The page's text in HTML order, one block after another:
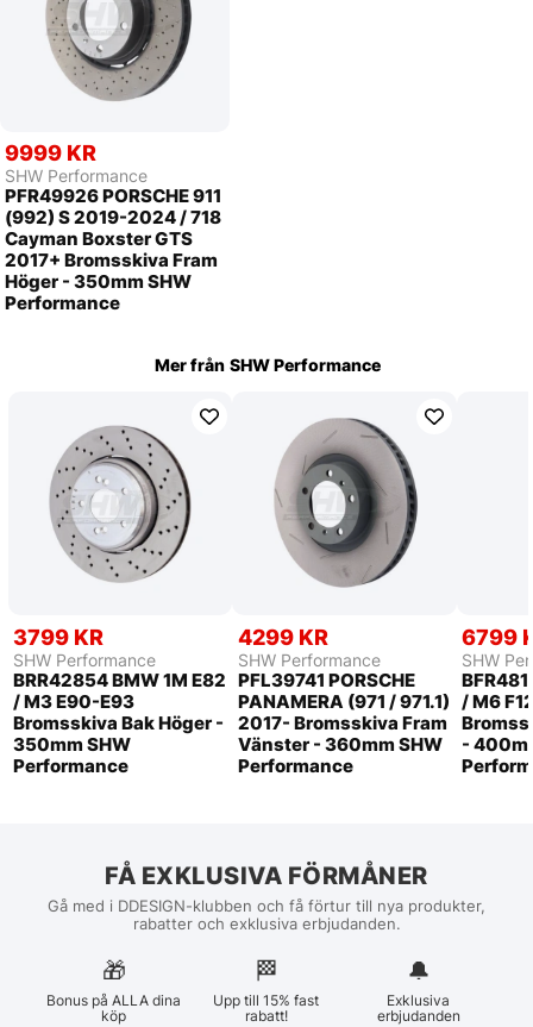
9999 KR
SHW Performance
PFR49926 PORSCHE 911
(992) S 2019-2024 / 718
Cayman Boxster GTS
2017+ Bromsskiva Fram
Höger - 350mm SHW
Performance
Mer från SHW Performance
3799 KR
SHW Performance
BRR42854 BMW 1M E82
/ M3 E90-E93
Bromsskiva Bak Höger -
350mm SHW
Performance
4299 KR
SHW Performance
PFL39741 PORSCHE
PANAMERA (971 / 971.1)
2017- Bromsskiva Fram
Vänster - 360mm SHW
Performance
6799
SHW
/ M6
-
FÅ EXKLUSIVA FÖRMÅNER
Gå med i DDESIGN-klubben och få förtur till nya produkter,
rabatter och exklusiva erbjudanden.
🎁
Bonus på ALLA dina
köp
🏁︎
Upp till 15% fast
rabatt!
🔔
Exklusiva
erbjudanden